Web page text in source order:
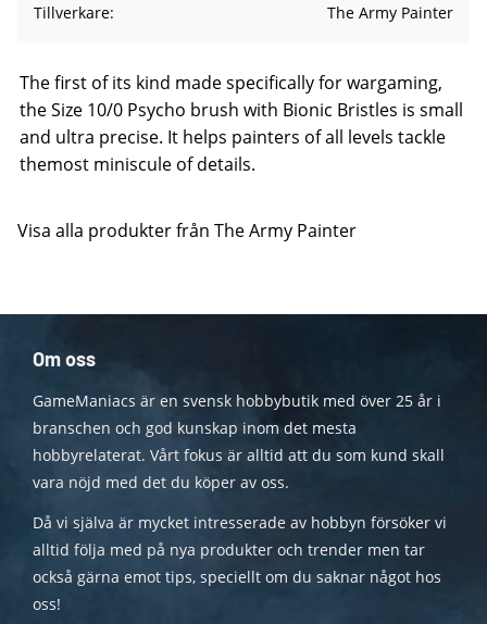
Tillverkare
The Army Painter
The first of its kind made specifically for wargaming,
the Size 10/0 Psycho brush with Bionic Bristles is small
and ultra precise. It helps painters of all levels tackle
themost miniscule of details.
Visa alla produkter från The Army Painter
Om oss
GameManiacs är en svensk hobbybutik med över 25 år i
branschen och god kunskap inom det mesta
hobbyrelaterat. Vårt fokus är alltid att du som kund skall
vara nöjd med det du köper av oss.
Då vi själva är mycket intresserade av hobbyn försöker vi
alltid följa med på nya produkter och trender men tar
också gärna emot tips, speciellt om du saknar något hos
oss!